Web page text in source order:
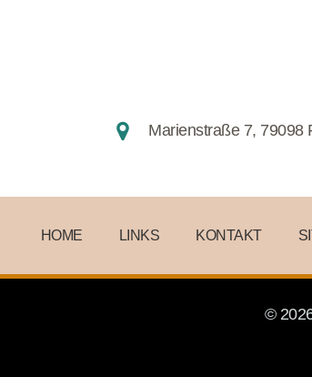
Marienstraße 7, 79098
HOME LINKS KONTAKT
©